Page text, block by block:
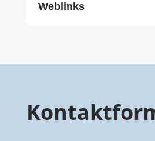
Weblinks